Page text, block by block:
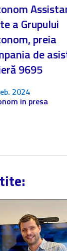
a Grupului
preia
de
9695
2024
in presa